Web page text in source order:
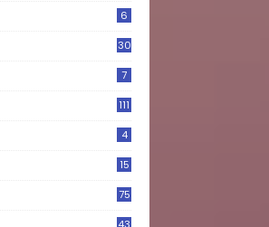
6
30
7
111
4
15
75